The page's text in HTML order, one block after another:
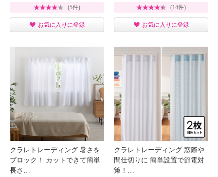
(5件)
お気に入りに登録
(14件)
お気に入りに登録
クラレトレーディング 暑さを
ブロック！ カットできて簡単
長さ…
クラレトレーディング 窓際や
間仕切りに 簡単設置で節電対
策！…